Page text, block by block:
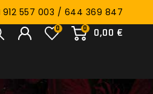
912 557 003 / 644 369 847
0
0,00 €
0